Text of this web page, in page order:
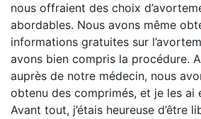
nous offraient des choix
abordables. Nous avons même
informations gratuites sur
avons bien compris la procédure.
auprès de notre médecin, nous
obtenu des comprimés, et je les ai
Avant tout, j’étais heureuse d’être